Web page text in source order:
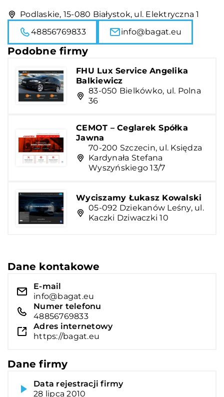
Podlaskie, 15-080 Białystok, ul. Elektryczna 1
48856769833
info@bagat.eu
Podobne firmy
FHU Lux Service Angelika
Balkiewicz
83-050 Bielkówko, ul. Polna
36
CEMOT – Ceglarek Spółka
Jawna
70-200 Szczecin, ul. Księdza
Kardynała Stefana
Wyszyńskiego 13/7
Wyciszamy Łukasz Kowalski
05-092 Dziekanów Leśny, ul.
Kaczki Dziwaczki 10
Dane kontakowe
E-mail
info@bagat.eu
Numer telefonu
48856769833
Adres internetowy
https://bagat.eu
Dane firmy
Data rejestracji firmy
28 lipca 2010